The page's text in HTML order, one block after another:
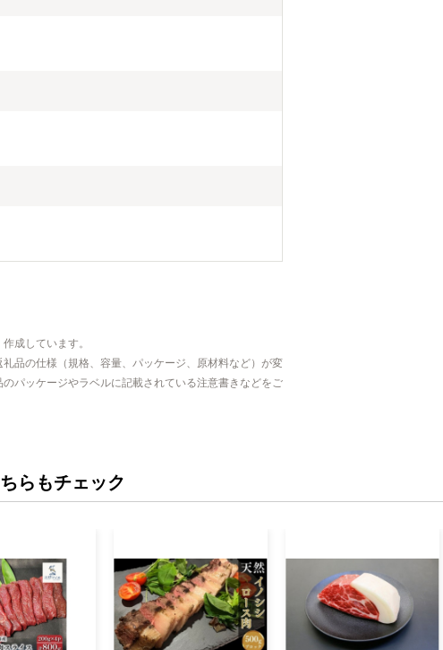
成しています。
品の仕様（規格、容量、パッケージ、原材料など）が変
パッケージやラベルに記載されている注意書きなどをご
らもチェック